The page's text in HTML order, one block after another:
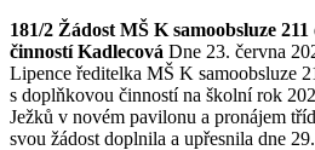
181/2 Žádost MŠ K samoobsluze
činností Kadlecová Dne 23. června
Lipence ředitelka MŠ K samoobsluze
s doplňkovou činností na školní rok
Ježků v novém pavilonu a pronájem
svou žádost doplnila a upřesnila dne